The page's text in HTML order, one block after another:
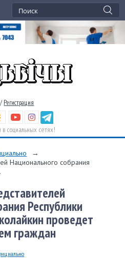
/ Регистрация
социальных сетях!
→
Национального собрания
Республики
проведет
граждан